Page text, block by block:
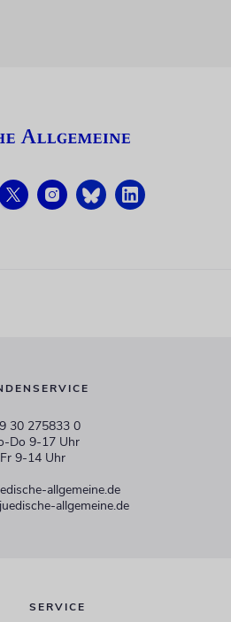
30 275833 0
Do 9-17 Uhr
Fr 9-14 Uhr
allgemeine.de
allgemeine.de
SERVICE